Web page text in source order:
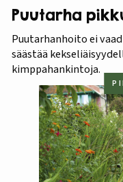
Puutarha
Puutarhanhoito ei
säästää
kimppahankintoja.